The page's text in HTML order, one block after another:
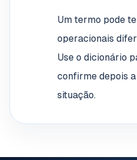
Um termo pode
operacionais
Use o dicionário
confirme depois
situação.